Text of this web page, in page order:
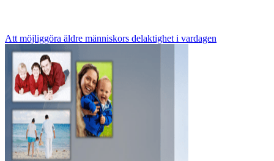
Att möjliggöra äldre människors delaktighet i vardagen